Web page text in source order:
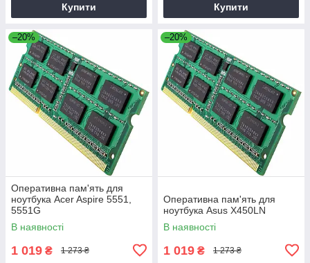
Купити Купити
–20%
Оперативна пам'ять для
ноутбука Acer Aspire 5551,
5551G
В наявності
1 019 ₴ 1 273 ₴
–20%
Оперативна пам'ять для
ноутбука Asus X450LN
В наявності
1 019 ₴ 1 273 ₴